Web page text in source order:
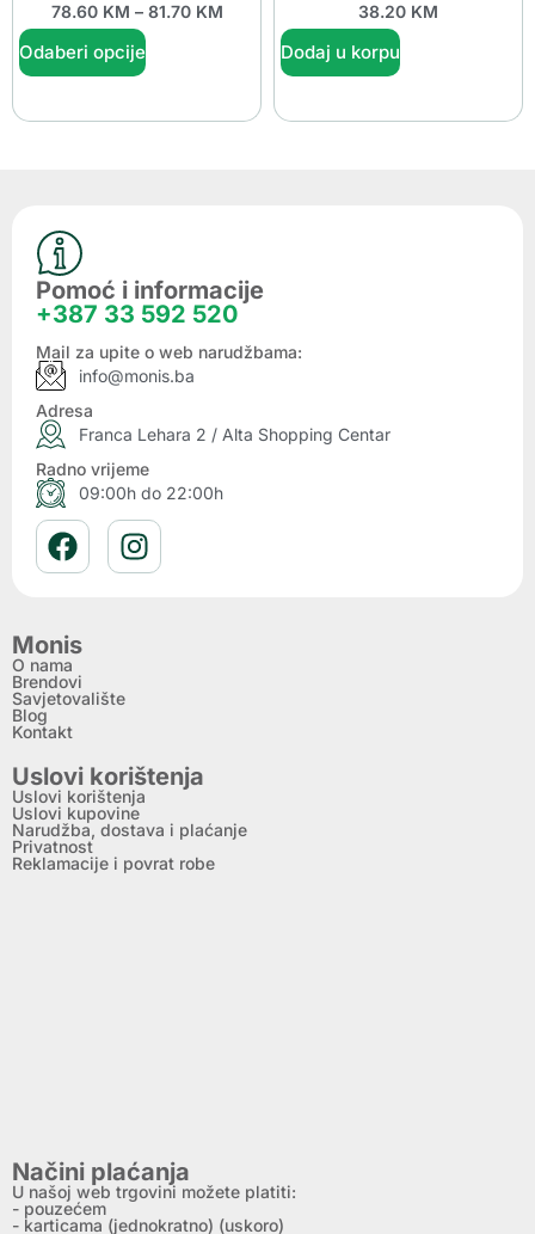
78.60 KM – 81.70 KM
Odaberi opcije
38.20 KM
Dodaj u korpu
Pomoć i informacije
+387 33 592 520
Mail za upite o web narudžbama:
info@monis.ba
Adresa
Franca Lehara 2 / Alta Shopping Centar
Radno vrijeme
09:00h do 22:00h
Monis
O nama
Brendovi
Savjetovalište
Blog
Kontakt
Uslovi korištenja
Uslovi korištenja
Uslovi kupovine
Narudžba, dostava i plaćanje
Privatnost
Reklamacije i povrat robe
Načini plaćanja
U našoj web trgovini možete platiti:
- pouzećem
- karticama (jednokratno) (uskoro)